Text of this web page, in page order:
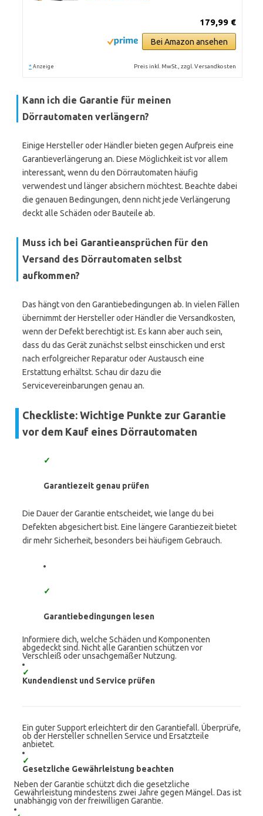
179,99 €
Bei Amazon ansehen
* Anzeige Preis inkl. MwSt., zzgl. Versandkosten
Kann ich die Garantie für meinen
Dörrautomaten verlängern?
Einige Hersteller oder Händler bieten gegen Aufpreis eine
Garantieverlängerung an. Diese Möglichkeit ist vor allem
interessant, wenn du den Dörrautomaten häufig
verwendest und länger absichern möchtest. Beachte dabei
die genauen Bedingungen, denn nicht jede Verlängerung
deckt alle Schäden oder Bauteile ab.
Muss ich bei Garantieansprüchen für den
Versand des Dörrautomaten selbst
aufkommen?
Das hängt von den Garantiebedingungen ab. In vielen Fällen
übernimmt der Hersteller oder Händler die Versandkosten,
wenn der Defekt berechtigt ist. Es kann aber auch sein,
dass du das Gerät zunächst selbst einschicken und erst
nach erfolgreicher Reparatur oder Austausch eine
Erstattung erhältst. Schau dir dazu die
Servicevereinbarungen genau an.
Checkliste: Wichtige Punkte zur Garantie
vor dem Kauf eines Dörrautomaten
✓
Garantiezeit genau prüfen
Die Dauer der Garantie entscheidet, wie lange du bei
Defekten abgesichert bist. Eine längere Garantiezeit bietet
dir mehr Sicherheit, besonders bei häufigem Gebrauch.
✓
Garantiebedingungen lesen
Informiere dich, welche Schäden und Komponenten
abgedeckt sind. Nicht alle Garantien schützen vor
Verschleiß oder unsachgemäßer Nutzung.
✓
Kundendienst und Service prüfen
Ein guter Support erleichtert dir den Garantiefall. Überprüfe,
ob der Hersteller schnellen Service und Ersatzteile
anbietet.
✓
Gesetzliche Gewährleistung beachten
Neben der Garantie schützt dich die gesetzliche
Gewährleistung mindestens zwei Jahre gegen Mängel. Das ist
unabhängig von der freiwilligen Garantie.